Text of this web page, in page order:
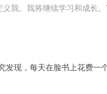
我。我将继续学习和成长。
发现，每天在脸书上花费一